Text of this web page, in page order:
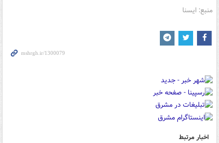
منبع: ایسنا
اخبار مرتبط